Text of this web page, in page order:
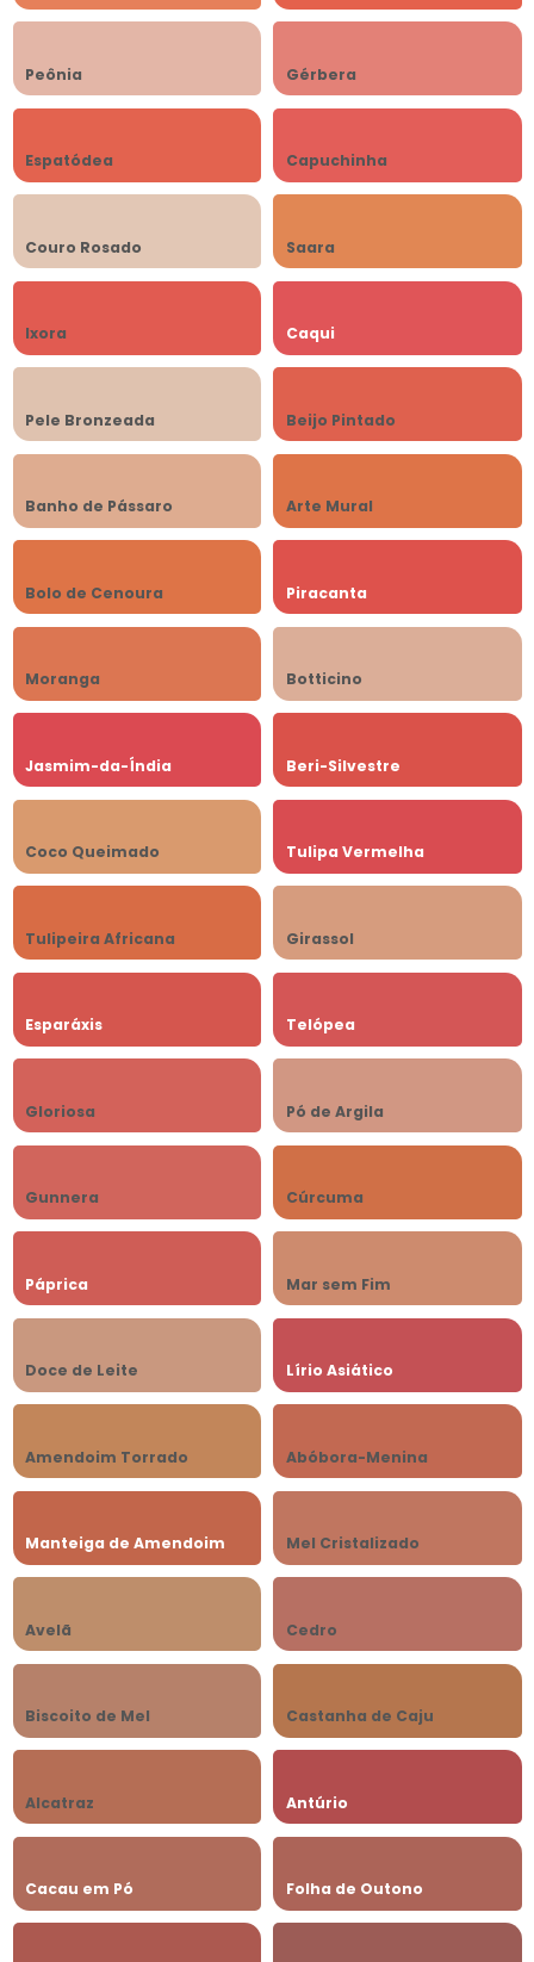
Peônia Gérbera
Espatódea Capuchinha
Couro Rosado Saara
Ixora Caqui
Pele Bronzeada Beijo Pintado
Banho de Pássaro Arte Mural
Bolo de Cenoura Piracanta
Moranga Botticino
Jasmim-da-Índia Beri-Silvestre
Coco Queimado Tulipa Vermelha
Tulipeira Africana Girassol
Esparáxis Telópea
Gloriosa Pó de Argila
Gunnera Cúrcuma
Páprica Mar sem Fim
Doce de Leite Lírio Asiático
Amendoim Torrado Abóbora-Menina
Manteiga de Amendoim Mel Cristalizado
Avelã Cedro
Biscoito de Mel Castanha de Caju
Alcatraz Antúrio
Cacau em Pó Folha de Outono